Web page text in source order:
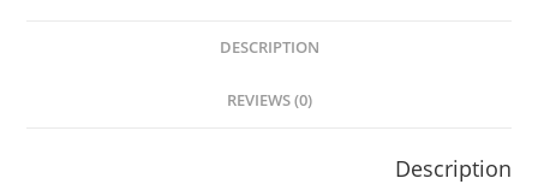
DESCRIPTION
REVIEWS (0)
Description